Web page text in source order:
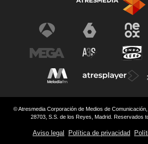
© Atresmedia Corporación de Medios de
28703, S.S. de los Reyes, Madrid. Reservados
Aviso legal Política de privacidad